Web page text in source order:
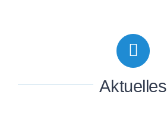
Aktuelles